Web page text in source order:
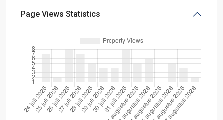
Page Views Statistics